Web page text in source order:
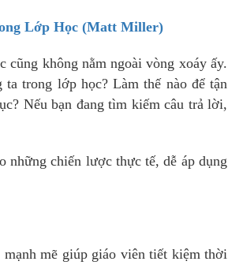
Lớp Học (Matt Miller)
không nằm ngoài vòng xoáy ấy.
trong lớp học? Làm thế nào để tận
Nếu bạn đang tìm kiếm câu trả lời,
những chiến lược thực tế, dễ áp dụng
mẽ giúp giáo viên tiết kiệm thời